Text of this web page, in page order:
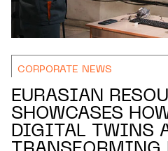
CORPORATE NEWS
EURASIAN
SHOWCASES
DIGITAL TWINS